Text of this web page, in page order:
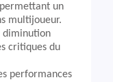
un
multijoueur.
diminution
critiques du
performances